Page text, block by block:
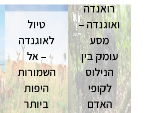
רואנדה
ואוגנדה –
מסע
עומק בין
הנילוס
לקופי
האדם
טיול
לאוגנדה
– אל
השמורות
היפות
ביותר